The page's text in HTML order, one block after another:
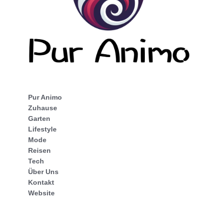
Pur Animo
Zuhause
Garten
Lifestyle
Mode
Reisen
Tech
Über Uns
Kontakt
Website